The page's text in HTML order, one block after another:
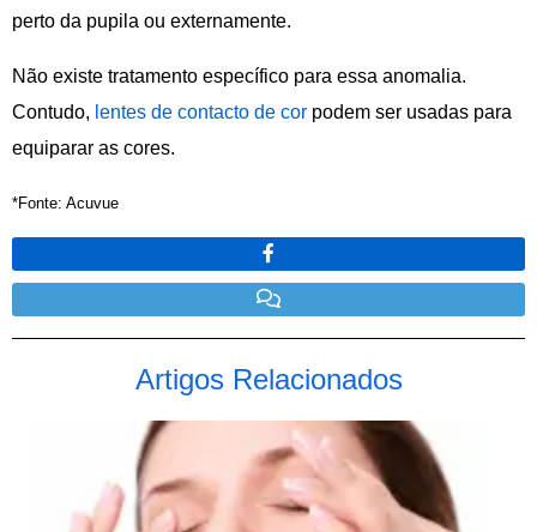
perto da pupila ou externamente.
Não existe tratamento específico para essa anomalia.
Contudo, lentes de contacto de cor podem ser usadas para
equiparar as cores.
*Fonte: Acuvue
Artigos Relacionados